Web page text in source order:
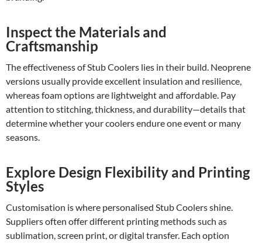
Inspect the Materials and
Craftsmanship
The effectiveness of Stub Coolers lies in their build. Neoprene
versions usually provide excellent insulation and resilience,
whereas foam options are lightweight and affordable. Pay
attention to stitching, thickness, and durability—details that
determine whether your coolers endure one event or many
seasons.
Explore Design Flexibility and Printing
Styles
Customisation is where personalised Stub Coolers shine.
Suppliers often offer different printing methods such as
sublimation, screen print, or digital transfer. Each option